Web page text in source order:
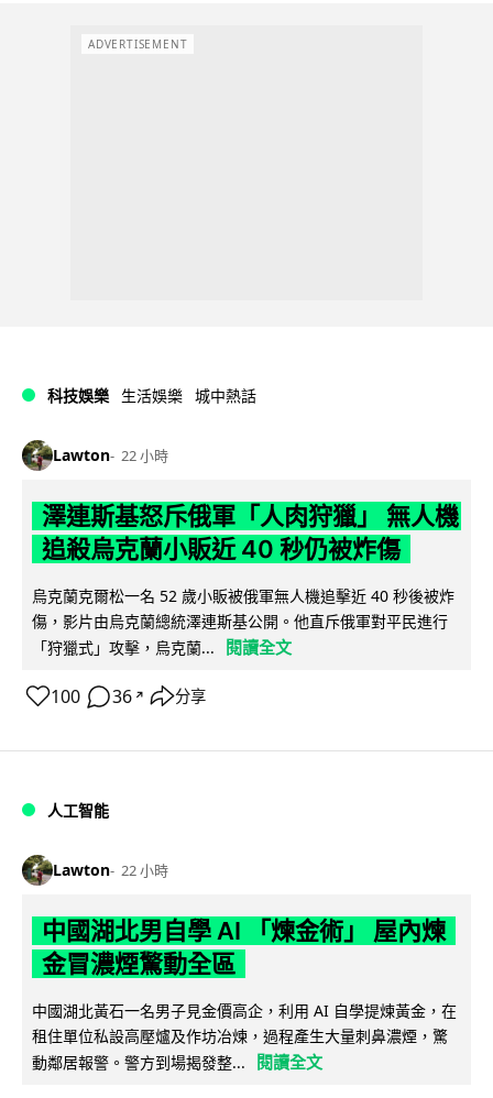
ADVERTISEMENT
科技娛樂 生活娛樂 城中熱話
Lawton 22 小時
澤連斯基怒斥俄軍「人肉狩獵」 無人機
追殺烏克蘭小販近 40 秒仍被炸傷
烏克蘭克爾松一名 52 歲小販被俄軍無人機追擊近 40 秒後被炸
傷，影片由烏克蘭總統澤連斯基公開。他直斥俄軍對平民進行
「狩獵式」攻擊，烏克蘭...
閱讀全文
100 36 ↗ 分享
人工智能
Lawton 22 小時
中國湖北男自學 AI 「煉金術」 屋內煉
金冒濃煙驚動全區
中國湖北黃石一名男子見金價高企，利用 AI 自學提煉黃金，在
租住單位私設高壓爐及作坊冶煉，過程產生大量刺鼻濃煙，驚
動鄰居報警。警方到場揭發整...
閱讀全文